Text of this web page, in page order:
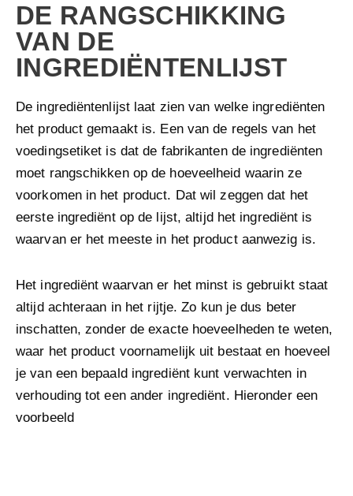
DE RANGSCHIKKING
VAN DE
INGREDIËNTENLIJST
De ingrediëntenlijst laat zien van welke ingrediënten
het product gemaakt is. Een van de regels van het
voedingsetiket is dat de fabrikanten de ingrediënten
moet rangschikken op de hoeveelheid waarin ze
voorkomen in het product. Dat wil zeggen dat het
eerste ingrediënt op de lijst, altijd het ingrediënt is
waarvan er het meeste in het product aanwezig is.
Het ingrediënt waarvan er het minst is gebruikt staat
altijd achteraan in het rijtje. Zo kun je dus beter
inschatten, zonder de exacte hoeveelheden te weten,
waar het product voornamelijk uit bestaat en hoeveel
je van een bepaald ingrediënt kunt verwachten in
verhouding tot een ander ingrediënt. Hieronder een
voorbeeld